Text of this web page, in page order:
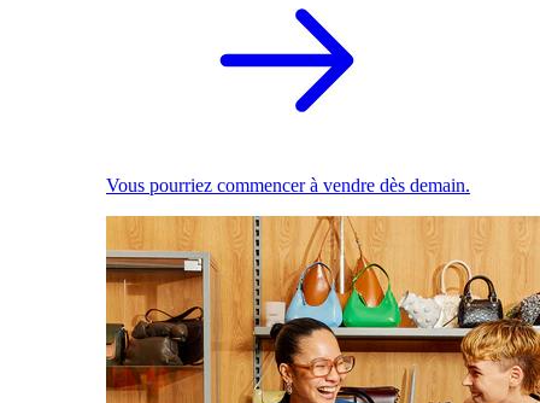
Vous pourriez commencer à vendre dès demain.